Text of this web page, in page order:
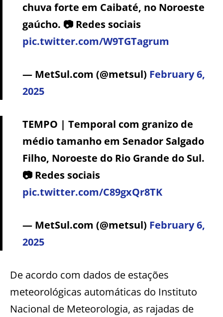
chuva forte em Caibaté, no Noroeste
gaúcho. 📷 Redes sociais
pic.twitter.com/W9TGTagrum
— MetSul.com (@metsul) February 6,
2025
TEMPO | Temporal com granizo de
médio tamanho em Senador Salgado
Filho, Noroeste do Rio Grande do Sul.
📷 Redes sociais
pic.twitter.com/C89gxQr8TK
— MetSul.com (@metsul) February 6,
2025
De acordo com dados de estações
meteorológicas automáticas do Instituto
Nacional de Meteorologia, as rajadas de